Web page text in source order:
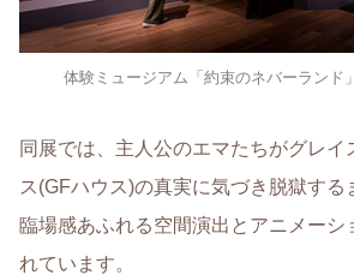
体験ミュージアム「約束のネバーランド
同展では、主人公のエマたちがグレイ
ス(GFハウス)の真実に気づき脱獄する
臨場感あふれる空間演出とアニメーシ
れています。